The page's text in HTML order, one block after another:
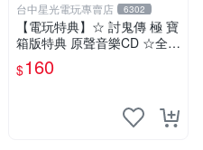
台中星光電玩專賣店 6302
【電玩特典】☆ 討鬼傳 極 寶
箱版特典 原聲音樂CD ☆全新
品【台中星光電玩】
$160